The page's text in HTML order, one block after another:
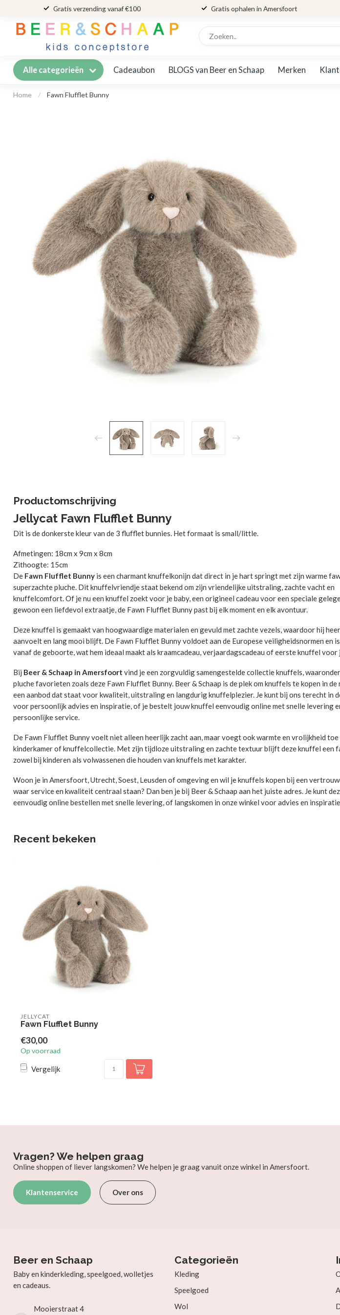
Gratis verzending vanaf €100 Gratis ophalen in Amersfoort
Alle categorieën Cadeaubon BLOGS van Beer en Schaap Merken
Home / Fawn Flufflet Bunny
Productomschrijving
Jellycat Fawn Flufflet Bunny
Dit is de donkerste kleur van de 3 flufflet bunnies. Het formaat is small/little.
Afmetingen: 18cm x 9cm x 8cm
Zithoogte: 15cm
De Fawn Flufflet Bunny is een charmant knuffelkonijn dat direct in je hart springt met zijn warme
superzachte pluche. Dit knuffelvriendje staat bekend om zijn vriendelijke uitstraling, zachte vacht en
knuffelcomfort. Of je nu een knuffel zoekt voor je baby, een origineel cadeau voor een speciale
gewoon een liefdevol extraatje, de Fawn Flufflet Bunny past bij elk moment en elk avontuur.
Deze knuffel is gemaakt van hoogwaardige materialen en gevuld met zachte vezels, waardoor hij
aanvoelt en lang mooi blijft. De Fawn Flufflet Bunny voldoet aan de Europese veiligheidsnormen en
vanaf de geboorte, wat hem ideaal maakt als kraamcadeau, verjaardagscadeau of eerste knuffel voor
Bij Beer & Schaap in Amersfoort vind je een zorgvuldig samengestelde collectie knuffels,
pluche favorieten zoals deze Fawn Flufflet Bunny. Beer & Schaap is de plek om knuffels te kopen in de
een aanbod dat staat voor kwaliteit, uitstraling en langdurig knuffelplezier. Je kunt bij ons terecht in
voor persoonlijk advies en inspiratie, of je bestelt jouw knuffel eenvoudig online met snelle levering
persoonlijke service.
De Fawn Flufflet Bunny voelt niet alleen heerlijk zacht aan, maar voegt ook warmte en vrolijkheid toe
kinderkamer of knuffelcollectie. Met zijn tijdloze uitstraling en zachte textuur blijft deze knuffel een
zowel bij kinderen als volwassenen die houden van knuffels met karakter.
Woon je in Amersfoort, Utrecht, Soest, Leusden of omgeving en wil je knuffels kopen bij een
waar service en kwaliteit centraal staan? Dan ben je bij Beer & Schaap aan het juiste adres. Je kunt
eenvoudig online bestellen met snelle levering, of langskomen in onze winkel voor advies en
Recent bekeken
JELLYCAT
Fawn Flufflet Bunny
€30,00
Op voorraad
Vergelijk
Vragen? We helpen graag
Online shoppen of liever langskomen? We helpen je graag vanuit onze winkel in Amersfoort.
Klantenservice Over ons
Beer en Schaap
Baby en kinderkleding, speelgoed, wolletjes
en cadeaus.
Mooierstraat 4
Categorieën
Kleding
Speelgoed
Wol